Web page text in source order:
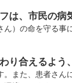
は、市民の病
）の命を守る事
り合えるよう
また、患者さ